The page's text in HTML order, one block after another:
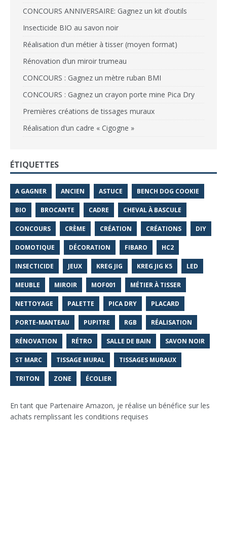
CONCOURS ANNIVERSAIRE: Gagnez un kit d’outils
Insecticide BIO au savon noir
Réalisation d’un métier à tisser (moyen format)
Rénovation d’un miroir trumeau
CONCOURS : Gagnez un mètre ruban BMI
CONCOURS : Gagnez un crayon porte mine Pica Dry
Premières créations de tissages muraux
Réalisation d’un cadre « Cigogne »
ÉTIQUETTES
A GAGNER ANCIEN ASTUCE BENCH DOG COOKIE
BIO BROCANTE CADRE CHEVAL À BASCULE
CONCOURS CRÈME CRÉATION CRÉATIONS DIY
DOMOTIQUE DÉCORATION FIBARO HC2
INSECTICIDE JEUX KREG JIG KREG JIG K5 LED
MEUBLE MIROIR MOF001 MÉTIER À TISSER
NETTOYAGE PALETTE PICA DRY PLACARD
PORTE-MANTEAU PUPITRE RGB RÉALISATION
RÉNOVATION RÉTRO SALLE DE BAIN SAVON NOIR
ST MARC TISSAGE MURAL TISSAGES MURAUX
TRITON ZONE ÉCOLIER
En tant que Partenaire Amazon, je réalise un bénéfice sur les
achats remplissant les conditions requises